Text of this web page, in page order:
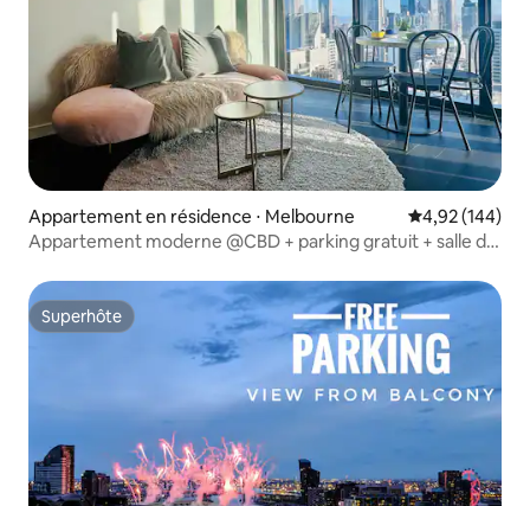
Appartement en résidence ⋅ Melbourne Évaluation
4,92 (144)
Appartement moderne @CBD + parking gratuit + salle de
Superhôte
Superhôte